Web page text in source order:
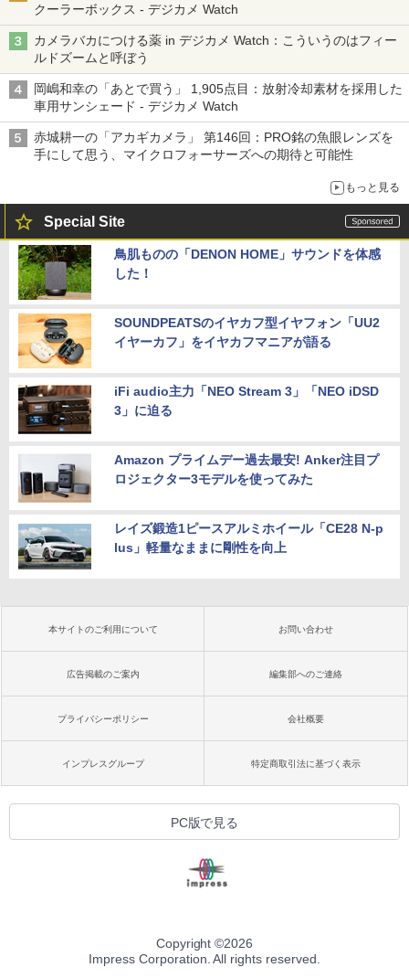
クーラーボックス - デジカメ Watch
カメラバカにつける薬 in デジカメ Watch：こういうのはフィー
ルドズームと呼ぼう
岡嶋和幸の「あとで買う」 1,905点目：放射冷却素材を採用した
車用サンシェード - デジカメ Watch
赤城耕一の「アカギカメラ」 第146回：PRO銘の魚眼レンズを
手にして思う、マイクロフォーサーズへの期待と可能性
もっと見る
Special Site
鳥肌ものの「DENON HOME」サウンドを体感
した！
SOUNDPEATSのイヤカフ型イヤフォン「UU2
イヤーカフ」をイヤカフマニアが語る
iFi audio主力「NEO Stream 3」「NEO iDSD
3」に迫る
Amazon プライムデー過去最安! Anker注目プ
ロジェクター3モデルを使ってみた
レイズ鍛造1ピースアルミホイール「CE28 N-p
lus」軽量なままに剛性を向上
本サイトのご利用について お問い合わせ
広告掲載のご案内 編集部へのご連絡
プライバシーポリシー 会社概要
インプレスグループ 特定商取引法に基づく表示
PC版で見る
Copyright ©2026
Impress Corporation. All rights reserved.